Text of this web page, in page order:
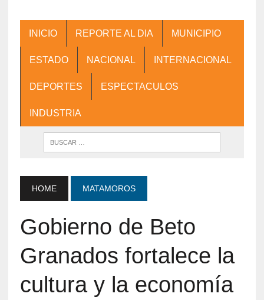
INICIO REPORTE AL DIA MUNICIPIO
ESTADO NACIONAL INTERNACIONAL
DEPORTES ESPECTACULOS
INDUSTRIA
HOME MATAMOROS
Gobierno de Beto
Granados fortalece la
cultura y la economía